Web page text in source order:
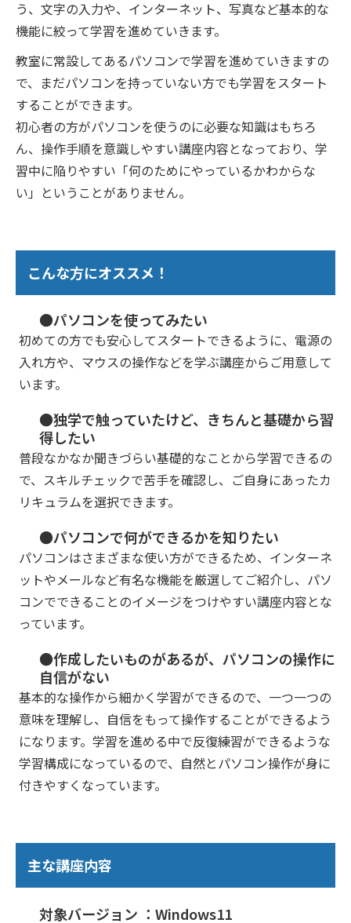
う、文字の入力や、インターネット、写真など基本的な
機能に絞って学習を進めていきます。
教室に常設してあるパソコンで学習を進めていきますの
で、まだパソコンを持っていない方でも学習をスタート
することができます。
初心者の方がパソコンを使うのに必要な知識はもちろ
ん、操作手順を意識しやすい講座内容となっており、学
習中に陥りやすい「何のためにやっているかわからな
い」ということがありません。
こんな方にオススメ！
●パソコンを使ってみたい
初めての方でも安心してスタートできるように、電源の
入れ方や、マウスの操作などを学ぶ講座からご用意して
います。
●独学で触っていたけど、きちんと基礎から習
得したい
普段なかなか聞きづらい基礎的なことから学習できるの
で、スキルチェックで苦手を確認し、ご自身にあったカ
リキュラムを選択できます。
●パソコンで何ができるかを知りたい
パソコンはさまざまな使い方ができるため、インターネ
ットやメールなど有名な機能を厳選してご紹介し、パソ
コンでできることのイメージをつけやすい講座内容とな
っています。
●作成したいものがあるが、パソコンの操作に
自信がない
基本的な操作から細かく学習ができるので、一つ一つの
意味を理解し、自信をもって操作することができるよう
になります。学習を進める中で反復練習ができるような
学習構成になっているので、自然とパソコン操作が身に
付きやすくなっています。
主な講座内容
対象バージョン ：Windows11